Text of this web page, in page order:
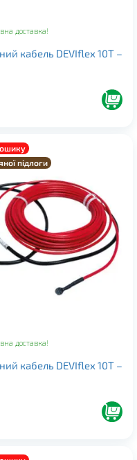
доставка!
кабель DEVIflex 10Т –
підлоги
доставка!
кабель DEVIflex 10Т –